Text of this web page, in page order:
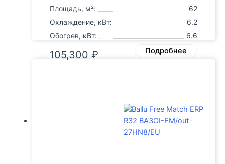
Площадь, м²:
62
Охлаждение, кВт:
6.2
Обогрев, кВт:
6.6
105,300 ₽ Подробнее